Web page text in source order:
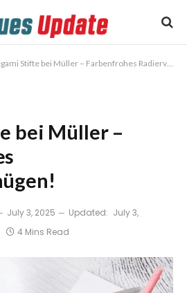
Stifte bei Müller – Farbenfrohes Radiervergnügen!
bei Müller –
July 3, 2025 Updated: July 3,
4 Mins Read